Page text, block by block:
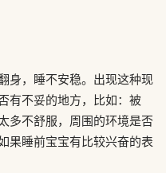
身，睡不安稳。出现这种现
有不妥的地方，比如：被
多不舒服，周围的环境是否
果睡前宝宝有比较兴奋的表